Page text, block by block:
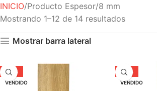
INICIO Producto Espesor 8 mm
Mostrando 1–12 de 14 resultados
Mostrar barra lateral
-37%
VENDIDO
-37%
VENDIDO